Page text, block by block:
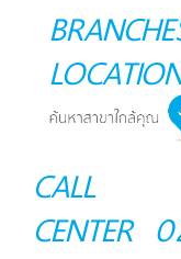
CALL
CENTER